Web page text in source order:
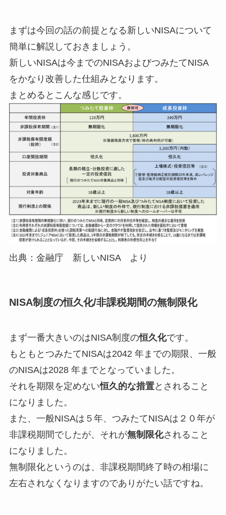
まずは今回の話の前提となる新しいNISAについて
簡単に解説しておきましょう。
新しいNISAは今までのNISAおよびつみたてNISA
をかなり改善した仕組みとなります。
まとめるとこんな感じです。
出典：金融庁 新しいNISA より
NISA制度の恒久化/非課税期間の無制限化
まず一番大きいのはNISA制度の恒久化です。
もともとつみたてNISAは2042 年までの期限、一般
のNISAは2028 年までとなっていました。
それを期限を定めない恒久的な措置とされること
になりました。
また、一般NISAは５年、つみたてNISAは２０年が
非課税期間でしたが、それが無制限化されること
になりました。
無制限化というのは、非課税期間終了時の相場に
左右されなくなりますのでありがたい話ですね。